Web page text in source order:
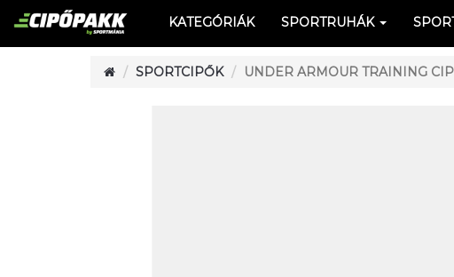
KATEGÓRIÁK SPORTRUHÁK
SPORTCIPŐK UNDER ARMOUR TRAINING